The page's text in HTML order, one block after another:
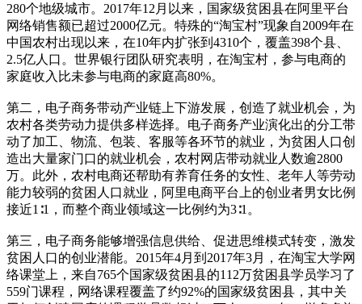
280个地级城市。2017年12月以来，国家级贫困县在阿里平台
网络销售额已超过2000亿元。特殊的“淘宝村”现象自2009年在
中国农村出现以来，在10年内扩张到4310个，覆盖398个县、
2.5亿人口。世界银行团队研究表明，在淘宝村，参与电商的
家庭收入比未参与电商的家庭高80%。
第二，电子商务带动产业链上下游发展，创造了就业机会，为
农村各类劳动力提供多样选择。电子商务产业演化出的分工带
动了加工、物流、包装、客服等各环节的就业，为贫困人口创
造出大量家门口的就业机会，农村网店带动就业人数逾2800
万。此外，农村电商还帮助有养育任务的女性、老年人等劳动
能力较弱的贫困人口就业，阿里电商平台上的创业者男女比例
接近1∶1，而整个商业领域这一比例约为3∶1。
第三，电子商务能够增强信息供给、促进思维模式转变，激发
贫困人口的创业潜能。2015年4月到2017年3月，在淘宝大学网
络课堂上，来自765个国家级贫困县的112万贫困县学员学习了
559门课程，网络课程覆盖了约92%的国家级贫困县，其中关